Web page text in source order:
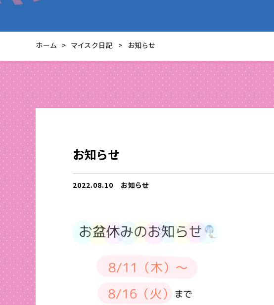
ホーム マイスク日記 お知らせ
お知らせ
2022.08.10 お知らせ